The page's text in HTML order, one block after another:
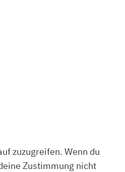
zuzugreifen. Wenn du
Zustimmung nicht